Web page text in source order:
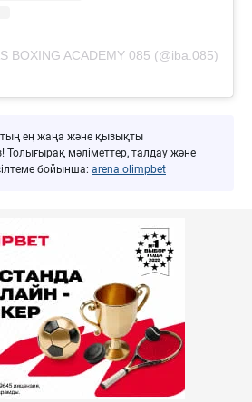
BOXING ACADEMY 085 (@iba.085)
ең жаңа және қызықты
мәліметтер, талдау және
бойынша: arena.olimpbet